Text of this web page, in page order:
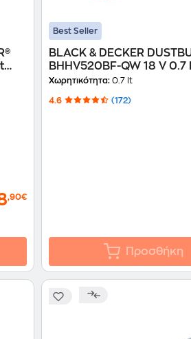
,90€
Best Seller
BLACK & DECKER
BHHV520BF-QW 18 V 0.7
Σκουπάκι Χειρός
Χωρητικότητα: 0.7 lt
4.6 (172)
Προσθήκη